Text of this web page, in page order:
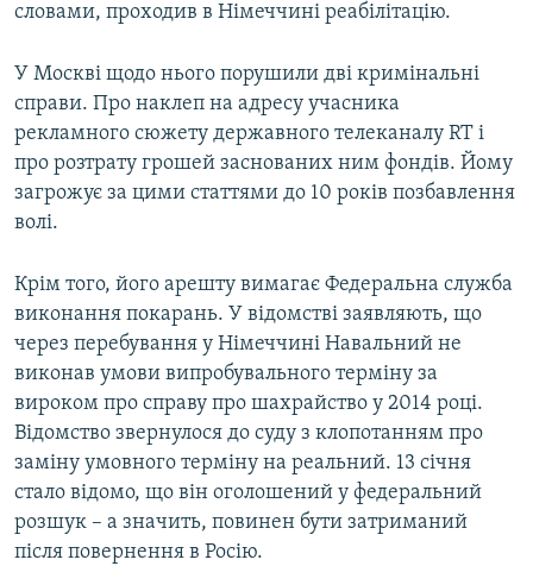
словами, проходив в Німеччині реабілітацію.
У Москві щодо нього порушили дві кримінальні
справи. Про наклеп на адресу учасника
рекламного сюжету державного телеканалу RT і
про розтрату грошей заснованих ним фондів. Йому
загрожує за цими статтями до 10 років позбавлення
волі.
Крім того, його арешту вимагає Федеральна служба
виконання покарань. У відомстві заявляють, що
через перебування у Німеччині Навальний не
виконав умови випробувального терміну за
вироком про справу про шахрайство у 2014 році.
Відомство звернулося до суду з клопотанням про
заміну умовного терміну на реальний. 13 січня
стало відомо, що він оголошений у федеральний
розшук – а значить, повинен бути затриманий
після повернення в Росію.